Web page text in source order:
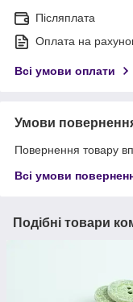
Післяплата
Оплата на
Всі умови оплати
Умови
Повернення товару
Всі умови
Подібні товари